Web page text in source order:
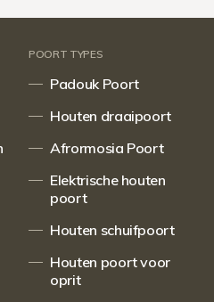
POORT TYPES
Padouk Poort
Houten draaipoort
Afrormosia Poort
Elektrische houten
poort
Houten schuifpoort
Houten poort voor
oprit